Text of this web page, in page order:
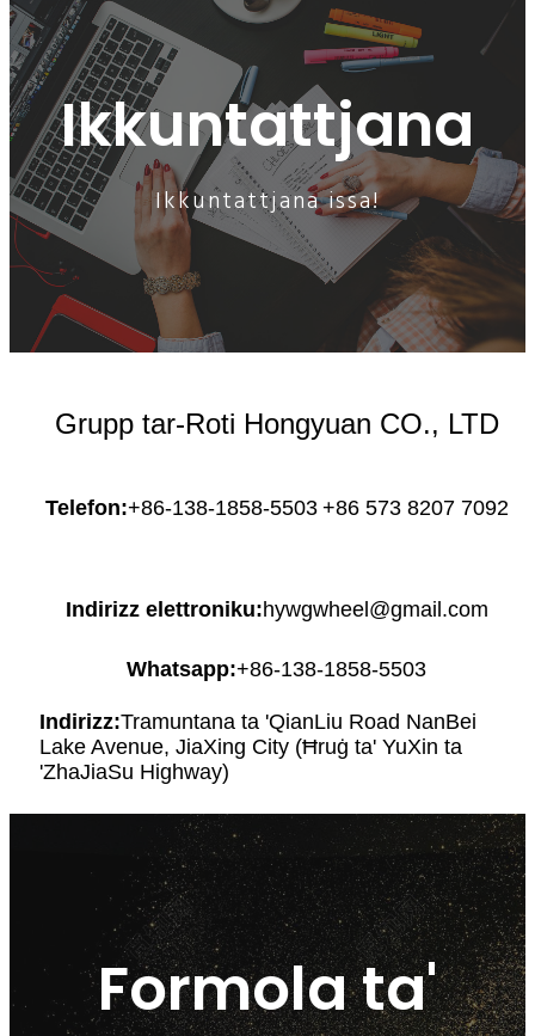
Ikkuntattjana
Ikkuntattjana issa!
Grupp tar-Roti Hongyuan CO., LTD
Telefon:+86-138-1858-5503 +86 573 8207 7092
Indirizz elettroniku:hywgwheel@gmail.com
Whatsapp:+86-138-1858-5503
Indirizz:Tramuntana ta 'QianLiu Road NanBei
Lake Avenue, JiaXing City (Ħruġ ta' YuXin ta
'ZhaJiaSu Highway)
Formola ta'